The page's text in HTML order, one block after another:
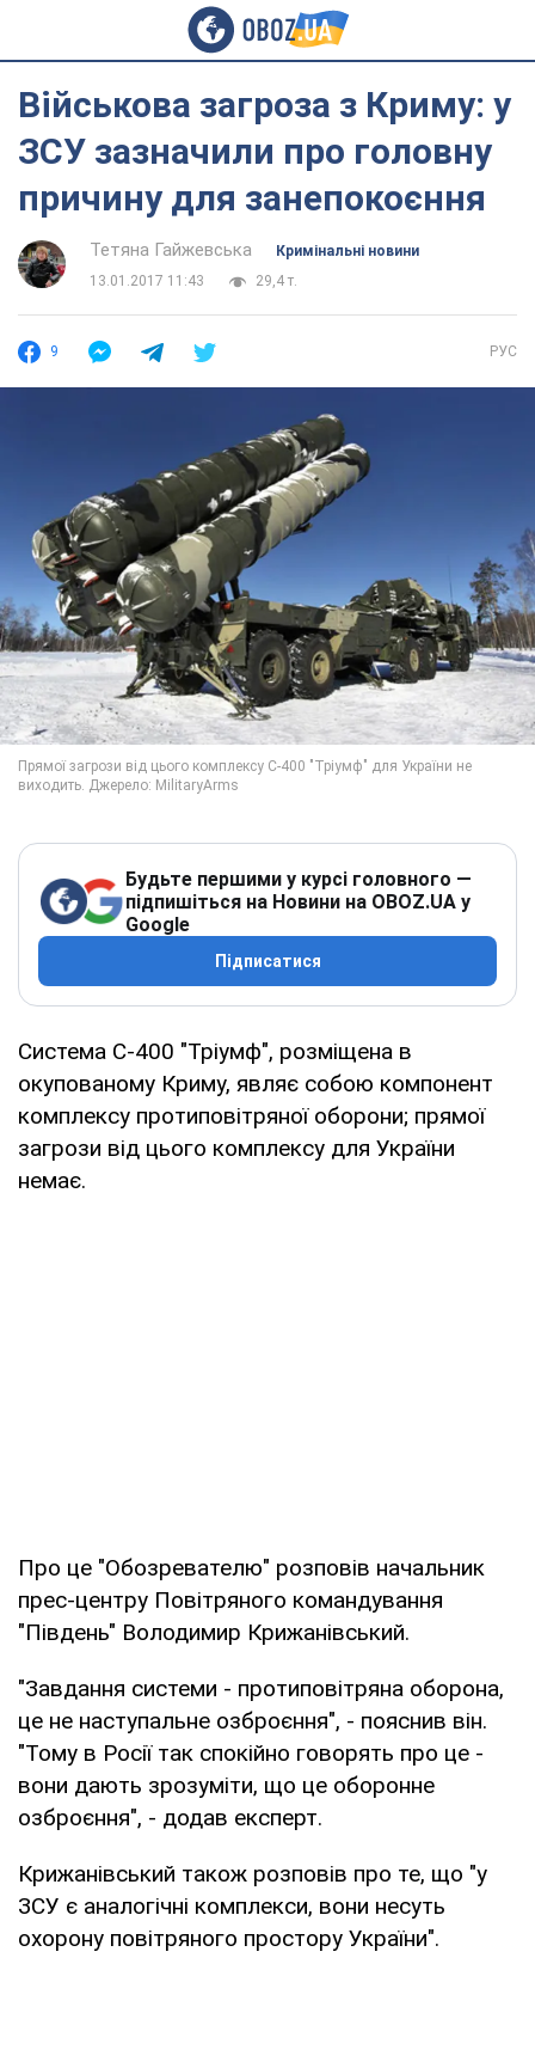
Військова загроза з Криму: у
ЗСУ зазначили про головну
причину для занепокоєння
Тетяна Гайжевська
Кримінальні новини
13.01.2017 11:43
29,4 т.
9 РУС
Будьте першими у курсі головного —
підпишіться на Новини на OBOZ.UA у
Google
Підписатися
Система С-400 "Тріумф", розміщена в
окупованому Криму, являє собою компонент
комплексу протиповітряної оборони; прямої
загрози від цього комплексу для України
немає.
Про це "Обозревателю" розповів начальник
прес-центру Повітряного командування
"Південь" Володимир Крижанівський.
"Завдання системи - протиповітряна оборона,
це не наступальне озброєння", - пояснив він.
"Тому в Росії так спокійно говорять про це -
вони дають зрозуміти, що це оборонне
озброєння", - додав експерт.
Крижанівський також розповів про те, що "у
ЗСУ є аналогічні комплекси, вони несуть
охорону повітряного простору України".